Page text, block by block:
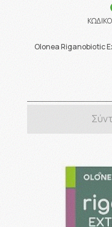
Olonea Riganobiotic